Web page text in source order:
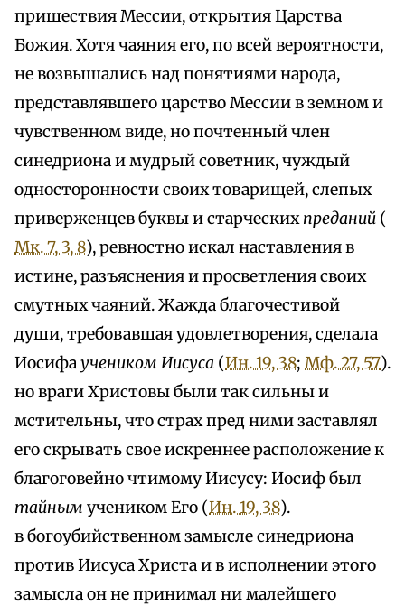
пришествия Мессии, открытия Царства
Божия. Хотя чаяния его, по всей вероятности,
не возвышались над понятиями народа,
представлявшего царство Мессии в земном и
чувственном виде, но почтенный член
синедриона и мудрый советник, чуждый
односторонности своих товарищей, слепых
приверженцев буквы и старческихпреданий (
Мк. 7, 3, 8), ревностно искал наставления в
истине, разъяснения и просветления своих
смутных чаяний. Жажда благочестивой
души, требовавшая удовлетворения, сделала
Иосифаучеником Иисуса (Ин. 19, 38; Мф. 27, 57).
но враги Христовы были так сильны и
мстительны, что страх пред ними заставлял
его скрывать свое искреннее расположение к
благоговейно чтимому Иисусу: Иосиф был
тайным учеником Его (Ин. 19, 38).
в богоубийственном замысле синедриона
против Иисуса Христа и в исполнении этого
замысла он не принимал ни малейшего